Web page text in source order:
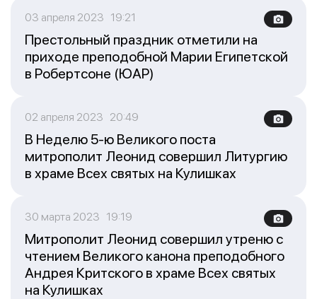
03 апреля 2023 19:21
Престольный праздник отметили на
приходе преподобной Марии Египетской
в Робертсоне (ЮАР)
02 апреля 2023 20:49
В Неделю 5-ю Великого поста
митрополит Леонид совершил Литургию
в храме Всех святых на Кулишках
30 марта 2023 19:19
Митрополит Леонид совершил утреню с
чтением Великого канона преподобного
Андрея Критского в храме Всех святых
на Кулишках